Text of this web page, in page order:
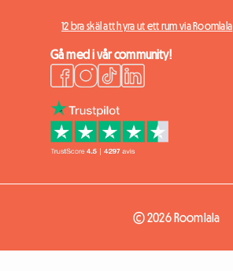
12 bra skäl att hyra ut ett rum via Roomlala
Gå med i vår community!
© 2026 Roomlala